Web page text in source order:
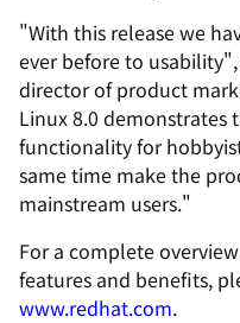
"With this release we
ever before to usability",
director of product
Linux 8.0 demonstrates
functionality for
same time make the
mainstream users."
For a complete
features and benefits,
www.redhat.com.